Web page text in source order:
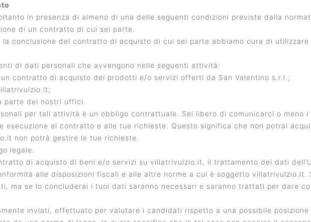
in presenza di almeno di una delle seguenti condizioni previste dalla
di un contratto di cui sei parte.
conclusione del contratto di acquisto di cui sei parte abbiamo cura di utilizzare
di dati personali che avvengono nelle seguenti attività:
contratto di acquisto dei prodotti e/o servizi offerti da San Valentino s.r.l.;
parte dei nostri uffici.
per tali attività è un obbligo contrattuale. Sei libero di comunicarci o meno
esecuzione al contratto e alle tue richieste. Questo significa che non potrai
non potrà gestire le tue richieste.
legale.
di acquisto di beni e/o servizi su villatrivulzio.it, il trattamento dei dati
alle disposizioni fiscali e alle altre norme a cui è soggetto
ma se lo concluderai i tuoi dati saranno necessari e saranno trattati per dare
inviati, effettuato per valutare i candidati rispetto a una possibile